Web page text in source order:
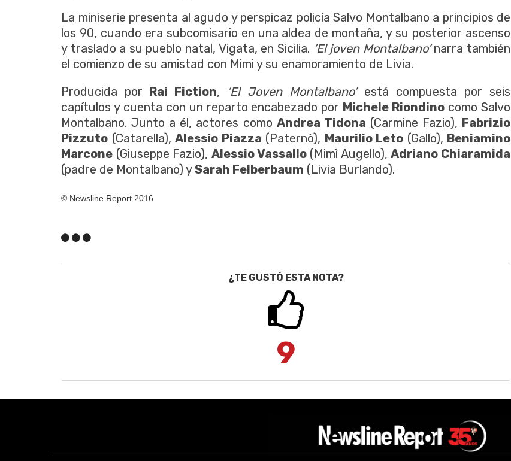
La miniserie presenta al agudo y perspicaz policía Salvo Montalbano a principios de
los 90, cuando era subcomisario en una aldea de montaña, y su posterior ascenso
y traslado a su pueblo natal, Vigata, en Sicilia. ‘El joven Montalbano’narra también
el comienzo de su amistad con Mimi y su enamoramiento de Livia.
Producida por Rai Fiction, ‘El Joven Montalbano’está compuesta por seis
capítulos y cuenta con un reparto encabezado por Michele Riondino como Salvo
Montalbano. Junto a él, actores como Andrea Tidona (Carmine Fazio), Fabrizio
Pizzuto (Catarella), Alessio Piazza (Paternò), Maurilio Leto (Gallo), Beniamino
Marcone (Giuseppe Fazio), Alessio Vassallo(Mimì Augello),Adriano Chiaramida
(padre de Montalbano) ySarah Felberbaum (Livia Burlando).
© Newsline Report 2016
¿TE GUSTÓ ESTA NOTA?
9